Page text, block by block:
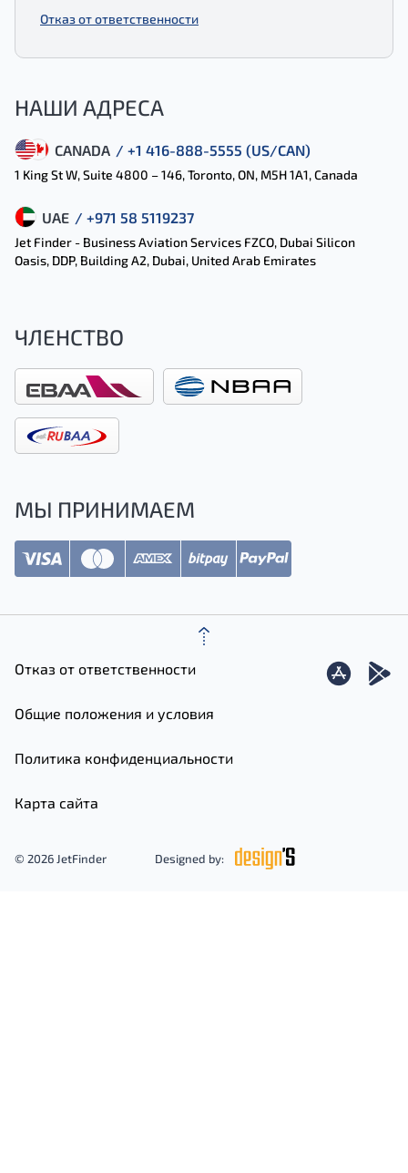
Отказ от ответственности
НАШИ АДРЕСА
CANADA / +1 416-888-5555 (US/CAN)
1 King St W, Suite 4800 – 146, Toronto, ON, M5H 1A1, Canada
UAE / +971 58 5119237
Jet Finder - Business Aviation Services FZCO, Dubai Silicon
Oasis, DDP, Building A2, Dubai, United Arab Emirates
ЧЛЕНСТВО
МЫ ПРИНИМАЕМ
Отказ от ответственности
Общие положения и условия
Политика конфиденциальности
Карта сайта
© 2026 JetFinder Designed by: